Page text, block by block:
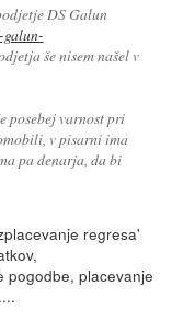
DS Galun
še nisem našel v
posebej varnost pri
v pisarni ima
pa denarja, da bi
regresa'
pogodbe, placevanje